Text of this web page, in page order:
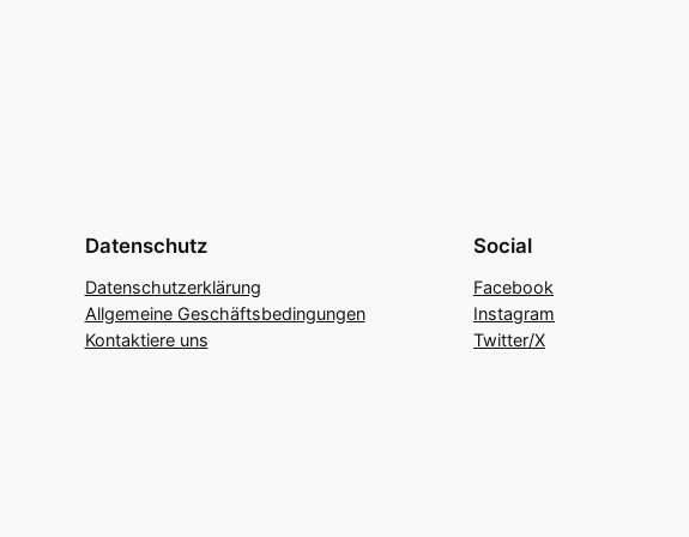
Datenschutz
Datenschutzerklärung
Allgemeine Geschäftsbedingungen
Kontaktiere uns
Social
Facebook
Instagram
Twitter/X